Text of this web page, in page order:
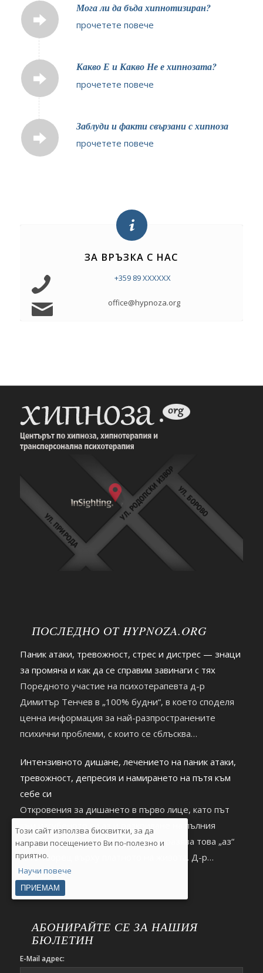
Мога ли да бъда хипнотизиран?
прочетете повече
Какво Е и Какво Не е хипнозата?
прочетете повече
Заблуди и факти свързани с хипноза
прочетете повече
ЗА ВРЪЗКА С НАС
+359 89 XXXXXX
office@hypnoza.org
ПОСЛЕДНО ОТ HYPNOZA.ORG
Паник атаки, тревожност, стрес и дистрес — знаци
за промяна и как да се справим завинаги с тях
Поредното участие на психотерапевта д-р
Димитър Тенчев в „100% будни“, в което споделя
ценна информация за най-разпространените
психични проблеми, с които се сблъсква
Интензивното дишане, лечението на паник атаки,
тревожност, депресия и намирането на пътя към
себе си
Откровения за дишането в първо лице, като път
към изгубеното си аз и разкриване на пълния
потенциал на личността, който изразява това „аз“
като творец върху платното на живота. Д-р
Димитър Тенчев гостува на Деляна Маринова
(Джуджи) в Healthy Lifestyle.
АБОНИРАЙТЕ СЕ ЗА НАШИЯ
БЮЛЕТИН
E-Mail адрес:
Този сайт използва бисквитки, за да
направи посещението Ви по-полезно и
приятно.
Научи повече
ПРИЕМАМ